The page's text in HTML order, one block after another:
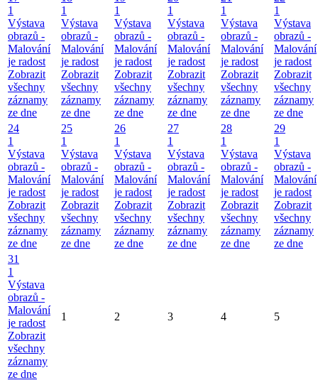
1
Výstava
obrazů -
Malování
je radost
Zobrazit
všechny
záznamy
ze dne
1
Výstava
obrazů -
Malování
je radost
Zobrazit
všechny
záznamy
ze dne
1
Výstava
obrazů -
Malování
je radost
Zobrazit
všechny
záznamy
ze dne
1
Výstava
obrazů -
Malování
je radost
Zobrazit
všechny
záznamy
ze dne
1
Výstava
obrazů -
Malování
je radost
Zobrazit
všechny
záznamy
ze dne
1
Výstava
obrazů -
Malování
je radost
Zobrazit
všechny
záznamy
ze dne
24
1
Výstava
obrazů -
Malování
je radost
Zobrazit
všechny
záznamy
ze dne
25
1
Výstava
obrazů -
Malování
je radost
Zobrazit
všechny
záznamy
ze dne
26
1
Výstava
obrazů -
Malování
je radost
Zobrazit
všechny
záznamy
ze dne
27
1
Výstava
obrazů -
Malování
je radost
Zobrazit
všechny
záznamy
ze dne
28
1
Výstava
obrazů -
Malování
je radost
Zobrazit
všechny
záznamy
ze dne
29
1
Výstava
obrazů -
Malování
je radost
Zobrazit
všechny
záznamy
ze dne
31
1
Výstava
obrazů -
Malování
je radost
Zobrazit
všechny
záznamy
ze dne
1 2 3 4 5